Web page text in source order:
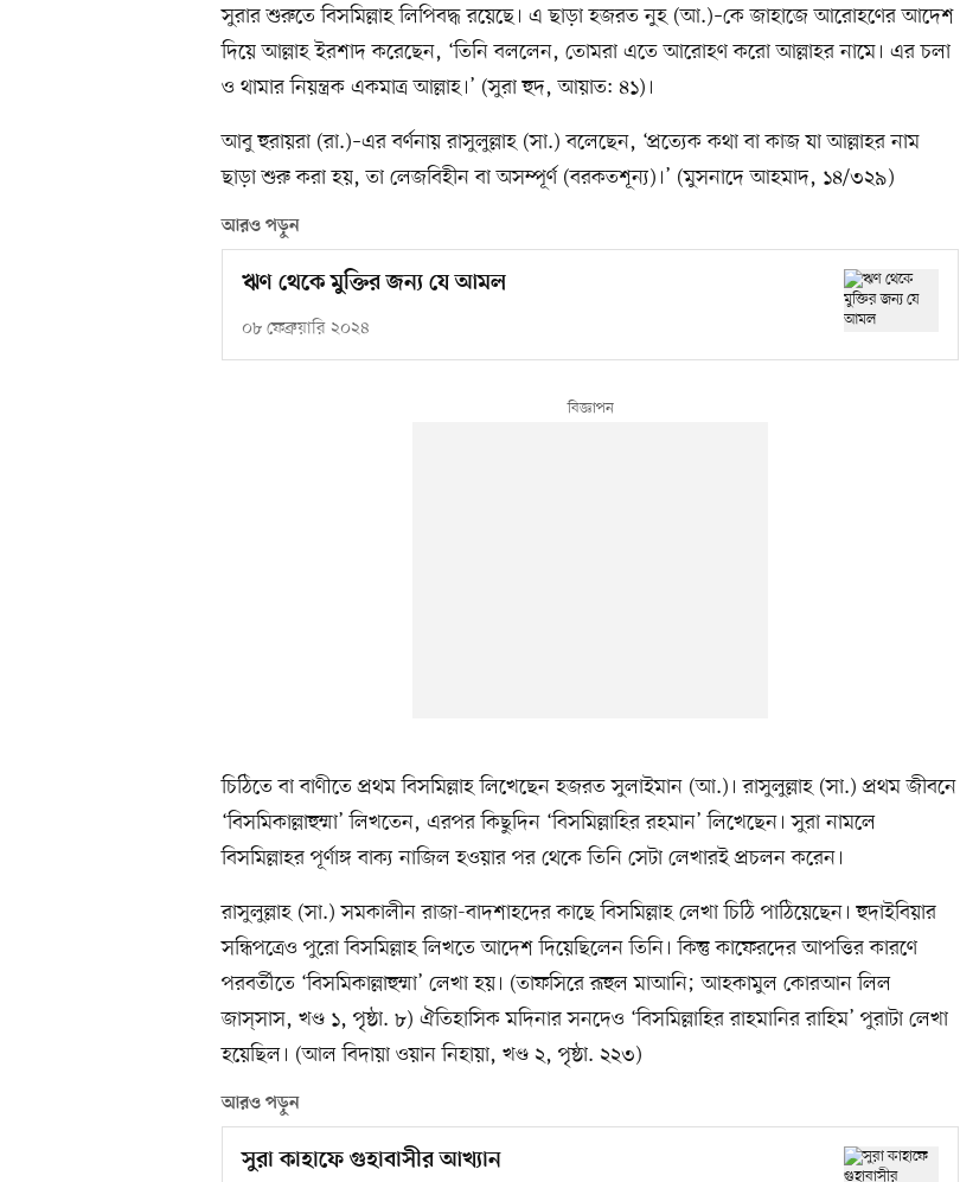
সুরার শুরুতে বিসমিল্লাহ লিপিবদ্ধ রয়েছে। এ ছাড়া হজরত নুহ (আ.)–কে জাহাজে আরোহণের আদেশ
দিয়ে আল্লাহ ইরশাদ করেছেন, ‘তিনি বললেন, তোমরা এতে আরোহণ করো আল্লাহর নামে। এর চলা
ও থামার নিয়ন্ত্রক একমাত্র আল্লাহ।’ (সুরা হুদ, আয়াত: ৪১)।
আবু হুরায়রা (রা.)–এর বর্ণনায় রাসুলুল্লাহ (সা.) বলেছেন, ‘প্রত্যেক কথা বা কাজ যা আল্লাহর নাম
ছাড়া শুরু করা হয়, তা লেজবিহীন বা অসম্পূর্ণ (বরকতশূন্য)।’ (মুসনাদে আহমাদ, ১৪/৩২৯)
আরও পড়ুন
ঋণ থেকে মুক্তির জন্য যে আমল
০৮ ফেব্রুয়ারি ২০২৪
চিঠিতে বা বাণীতে প্রথম বিসমিল্লাহ লিখেছেন হজরত সুলাইমান (আ.)। রাসুলুল্লাহ (সা.) প্রথম জীবনে
‘বিসমিকাল্লাহুম্মা’ লিখতেন, এরপর কিছুদিন ‘বিসমিল্লাহির রহমান’ লিখেছেন। সুরা নামলে
বিসমিল্লাহর পূর্ণাঙ্গ বাক্য নাজিল হওয়ার পর থেকে তিনি সেটা লেখারই প্রচলন করেন।
রাসুলুল্লাহ (সা.) সমকালীন রাজা-বাদশাহদের কাছে বিসমিল্লাহ লেখা চিঠি পাঠিয়েছেন। হুদাইবিয়ার
সন্ধিপত্রেও পুরো বিসমিল্লাহ লিখতে আদেশ দিয়েছিলেন তিনি। কিন্তু কাফেরদের আপত্তির কারণে
পরবর্তীতে ‘বিসমিকাল্লাহুম্মা’ লেখা হয়। (তাফসিরে রূহুল মাআনি; আহকামুল কোরআন লিল
জাস্‌সাস, খণ্ড ১, পৃষ্ঠা. ৮) ঐতিহাসিক মদিনার সনদেও ‘বিসমিল্লাহির রাহমানির রাহিম’ পুরাটা লেখা
হয়েছিল। (আল বিদায়া ওয়ান নিহায়া, খণ্ড ২, পৃষ্ঠা. ২২৩)
আরও পড়ুন
সুরা কাহাফে গুহাবাসীর আখ্যান